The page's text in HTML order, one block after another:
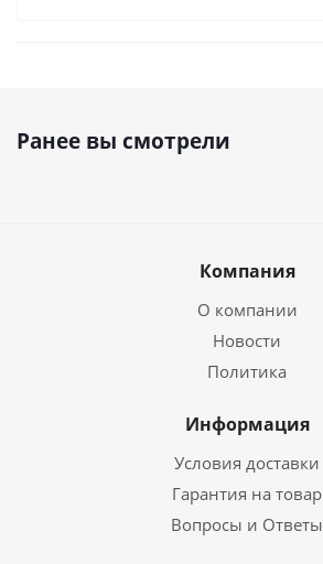
Ранее вы смотрели
Компания
О компании
Новости
Политика
Информация
Условия доставки
Гарантия на товар
Вопросы и Ответы